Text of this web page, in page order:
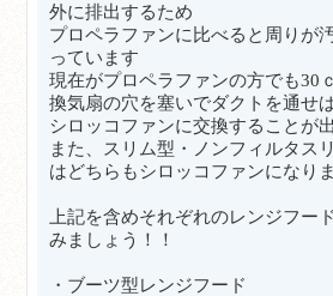
外に排出するため
プロペラファンに比べると周りが
っています
現在がプロペラファンの方でも30
換気扇の穴を塞いでダクトを通せ
シロッコファンに交換することが
また、スリム型・ノンフィルタス
はどちらもシロッコファンになり
上記を含めそれぞれのレンジフー
みましょう！！
・ブーツ型レンジフード